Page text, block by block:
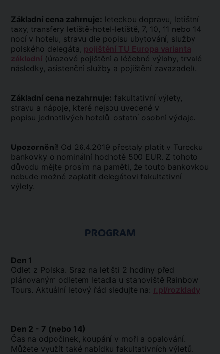
Základní cena zahrnuje: leteckou dopravu, letištní
taxy, transfery letiště-hotel-letiště, 7, 10, 11 nebo 14
nocí v hotelu, stravu dle popisu ubytování, služby
polského delegáta, pojištění TU Europa varianta
základní (úrazové pojištění a léčebné výlohy, trvalé
následky, asistenční služby a pojištění zavazadel).
Základní cena nezahrnuje: fakultativní výlety,
stravu a nápoje, které nejsou uvedené v
popisu jednotlivých hotelů, ostatní osobní výdaje.
Upozornění! Od 26.4.2019 přestaly platit v Turecku
bankovky o nominální hodnotě 500 EUR. Z tohoto
důvodu mějte prosím na paměti, že touto bankovkou
nebude možné zaplatit delegátovi fakultativní
výlety.
PROGRAM
Den 1
Odlet z Polska. Sraz na letišti 2 hodiny před
plánovaným odletem letadla u stanoviště Rainbow
Tours. Aktuální letový řád sledujte na: r.pl/rozklady
Den 2 - 7 (nebo 14)
Čas na odpočinek, koupání v moři a opalování.
Můžete využít také nabídku fakultativních výletů.